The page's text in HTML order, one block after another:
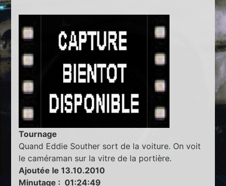
Tournage
Quand Eddie Souther sort de la voiture. On voit
le caméraman sur la vitre de la portière.
Ajoutée le 13.10.2010
Minutage : 01:24:49